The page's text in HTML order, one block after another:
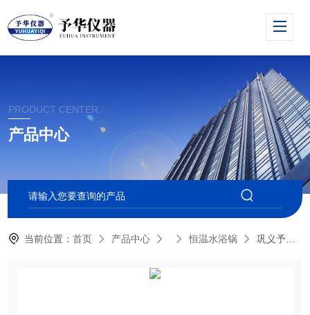
PRODUCT CENTER
产品中心
当前位置：首页 产品中心 恒温水浴锅 巩义予华hhl-wo（5l）智能数显水油浴锅